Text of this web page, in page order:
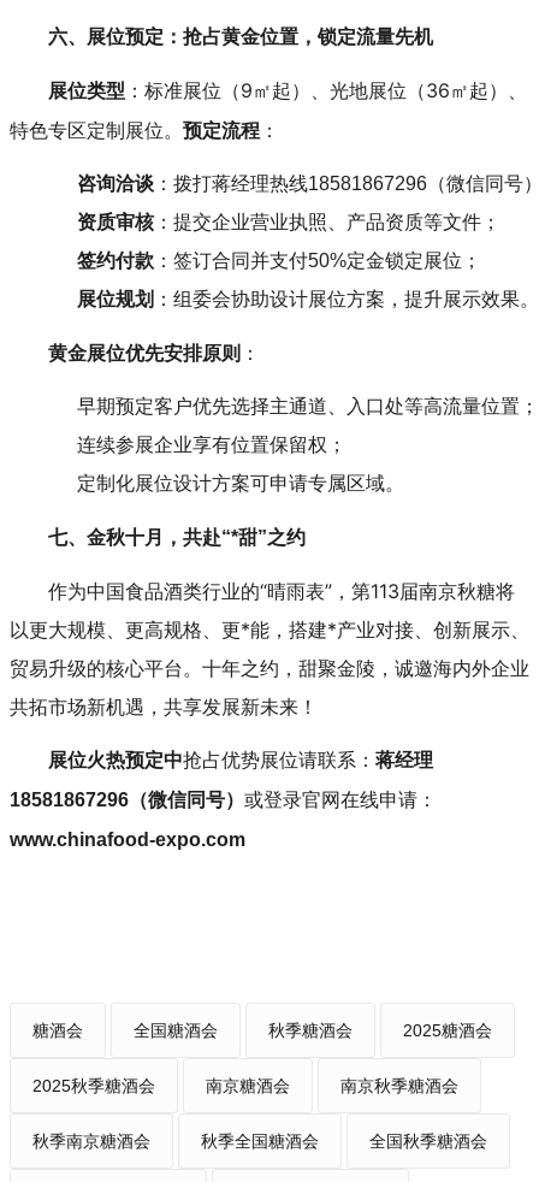
六、展位预定：抢占黄金位置，锁定流量先机
展位类型 ：标准展位（9㎡起）、光地展位（36㎡起）、
特色专区定制展位。 预定流程 ：
咨询洽谈 ：拨打蒋经理热线18581867296（微信同
资质审核：提交企业营业执照、产品资质等文件；
签约付款 ：签订合同并支付50%定金锁定展位；
展位规划 ：组委会协助设计展位方案，提升展示效果。
黄金展位优先安排原则 ：
早期预定客户优先选择主通道、入口处等高流量位置；
连续参展企业享有位置保留权；
定制化展位设计方案可申请专属区域。
七、金秋十月，共赴“*甜”之约
作为中国食品酒类行业的“晴雨表”，第113届南京秋糖将
以更大规模、更高规格、更*能，搭建*产业对接、创新展示、
贸易升级的核心平台。十年之约，甜聚金陵，诚邀海内外企业
共拓市场新机遇，共享发展新未来！
展位火热预定中抢占优势展位请联系： 蒋经理
18581867296（微信同号） 或登录官网在线申请：
www.chinafood-expo.com
糖酒会 全国糖酒会 秋季糖酒会 2025糖酒会
2025秋季糖酒会 南京糖酒会 南京秋季糖酒会
秋季南京糖酒会 秋季全国糖酒会 全国秋季糖酒会